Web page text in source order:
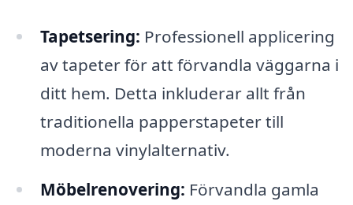
Tapetsering: Professionell applicering
av tapeter för att förvandla väggarna i
ditt hem. Detta inkluderar allt från
traditionella papperstapeter till
moderna vinylalternativ.
Möbelrenovering: Förvandla gamla